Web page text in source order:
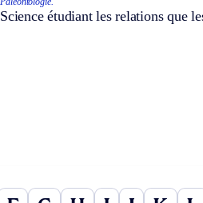
Science étudiant les relations que